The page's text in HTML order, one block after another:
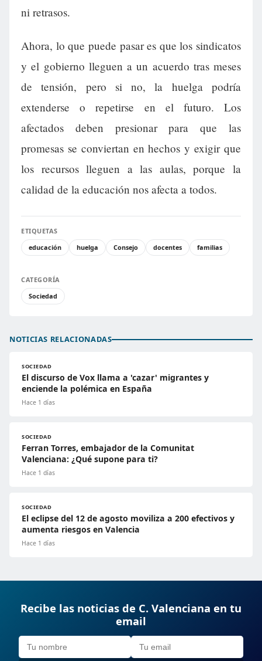
ni retrasos.
Ahora, lo que puede pasar es que los sindicatos
y el gobierno lleguen a un acuerdo tras meses
de tensión, pero si no, la huelga podría
extenderse o repetirse en el futuro. Los
afectados deben presionar para que las
promesas se conviertan en hechos y exigir que
los recursos lleguen a las aulas, porque la
calidad de la educación nos afecta a todos.
ETIQUETAS
educación
huelga Consejo docentes familias
CATEGORÍA
Sociedad
NOTICIAS RELACIONADAS
SOCIEDAD
El discurso de Vox llama a 'cazar' migrantes y
enciende la polémica en España
Hace 1 días
SOCIEDAD
Ferran Torres, embajador de la Comunitat
Valenciana: ¿Qué supone para ti?
Hace 1 días
SOCIEDAD
El eclipse del 12 de agosto moviliza a 200 efectivos y
aumenta riesgos en Valencia
Hace 1 días
Recibe las noticias de C. Valenciana en tu
email